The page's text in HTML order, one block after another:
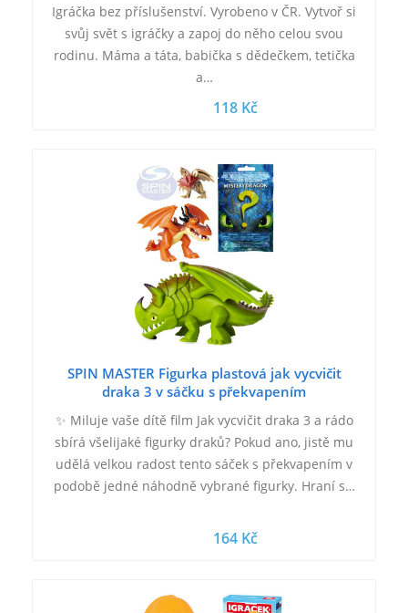
Igráčka bez příslušenství. Vyrobeno v ČR. Vytvoř si
svůj svět s igráčky a zapoj do něho celou svou
rodinu. Máma a táta, babička s dědečkem, tetička
a…
118 Kč
SPIN MASTER Figurka plastová jak vycvičit
draka 3 v sáčku s překvapením
✨ Miluje vaše dítě film Jak vycvičit draka 3 a rádo
sbírá všelijaké figurky draků? Pokud ano, jistě mu
udělá velkou radost tento sáček s překvapením v
podobě jedné náhodně vybrané figurky. Hraní s…
164 Kč